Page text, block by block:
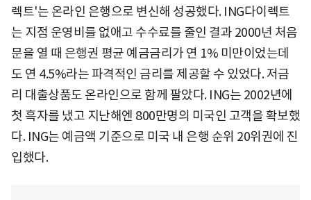
렉트'는 온라인 은행으로 변신해 성공했다. ING다이렉트
는 지점 운영비를 없애고 수수료를 줄인 결과 2000년 처음
문을 열 때 은행권 평균 예금금리가 연 1% 미만이었는데
도 연 4.5%라는 파격적인 금리를 제공할 수 있었다. 저금
리 대출상품도 온라인으로 함께 팔았다. ING는 2002년에
첫 흑자를 냈고 지난해엔 800만명의 미국인 고객을 확보했
다. ING는 예금액 기준으로 미국 내 은행 순위 20위권에 진
입했다.